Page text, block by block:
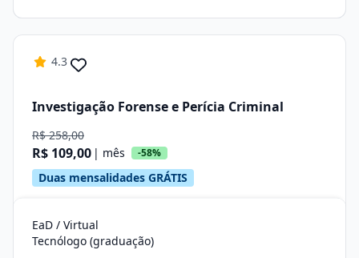
4.3
Investigação Forense e Perícia Criminal
R$ 258,00
R$ 109,00 | mês -58%
Duas mensalidades GRÁTIS
EaD / Virtual
Tecnólogo (graduação)